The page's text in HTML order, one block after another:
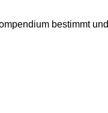
bestimmt und